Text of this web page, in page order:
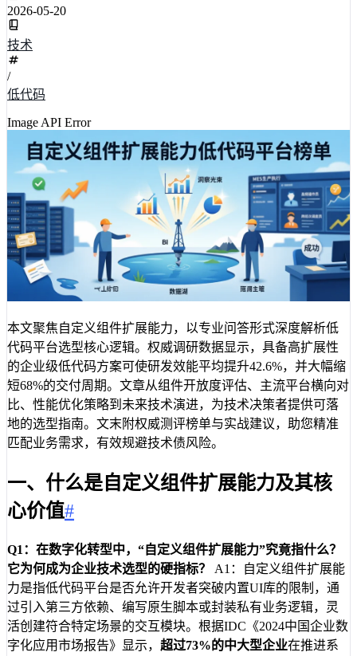
2026-05-20
技术
/
低代码
Image API Error
本文聚焦自定义组件扩展能力，以专业问答形式深度解析低
代码平台选型核心逻辑。权威调研数据显示，具备高扩展性
的企业级低代码方案可使研发效能平均提升42.6%，并大幅缩
短68%的交付周期。文章从组件开放度评估、主流平台横向对
比、性能优化策略到未来技术演进，为技术决策者提供可落
地的选型指南。文末附权威测评榜单与实战建议，助您精准
匹配业务需求，有效规避技术债风险。
一、什么是自定义组件扩展能力及其核
心价值#
Q1：在数字化转型中，“自定义组件扩展能力”究竟指什么？
它为何成为企业技术选型的硬指标？
A1：自定义组件扩展能
力是指低代码平台是否允许开发者突破内置UI库的限制，通
过引入第三方依赖、编写原生脚本或封装私有业务逻辑，灵
活创建符合特定场景的交互模块。根据IDC《2024中国企业数
字化应用市场报告》显示， 超过73%的中大型企业在推进系